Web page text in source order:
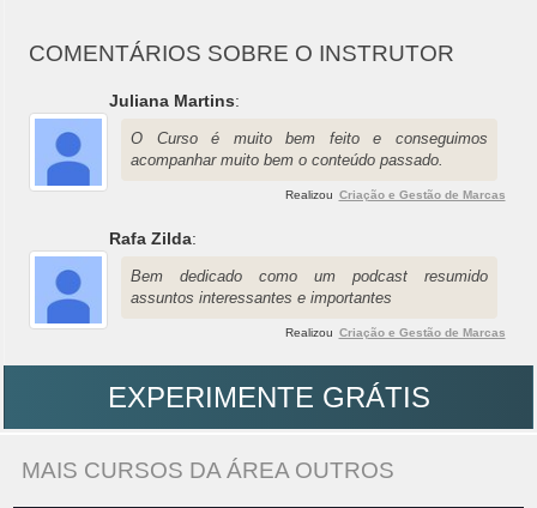
COMENTÁRIOS SOBRE O INSTRUTOR
Juliana Martins:
O Curso é muito bem feito e conseguimos
acompanhar muito bem o conteúdo passado.
Realizou Criação e Gestão de Marcas
Rafa Zilda:
Bem dedicado como um podcast resumido
assuntos interessantes e importantes
Realizou Criação e Gestão de Marcas
EXPERIMENTE GRÁTIS
MAIS CURSOS DA ÁREA OUTROS